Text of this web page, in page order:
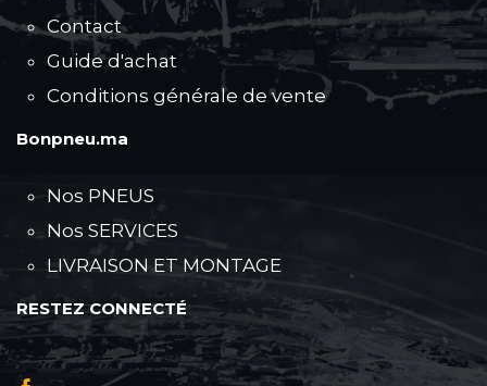
Contact
Guide d'achat
Conditions générale de vente
Bonpneu.ma
Nos PNEUS
Nos SERVICES
LIVRAISON ET MONTAGE
RESTEZ CONNECTÉ